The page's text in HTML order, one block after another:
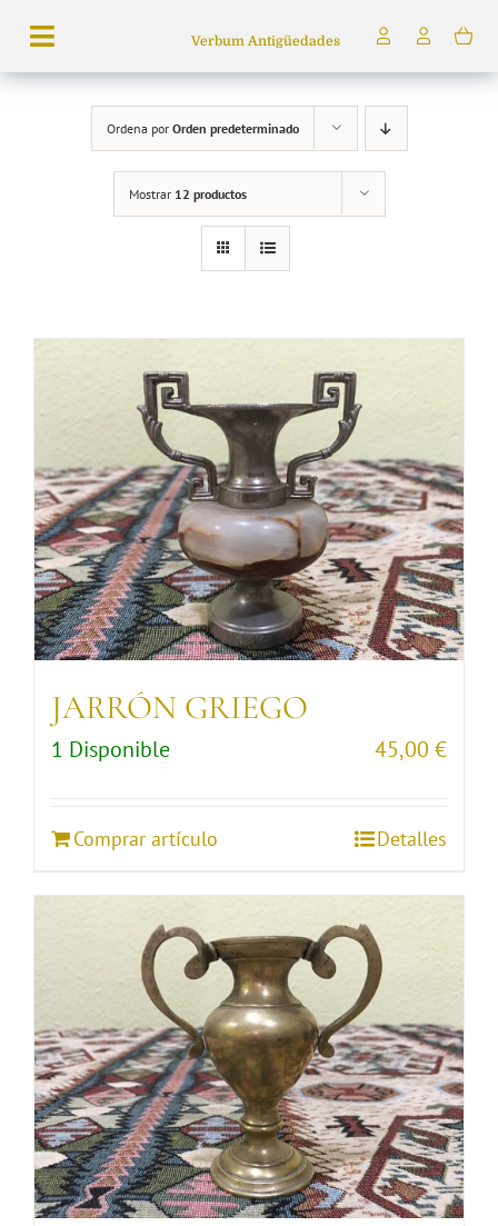
contenido
Toggle
Navigation
productos
Verbum Antigüedades
Ordena por Orden predeterminado
Mostrar 12 productos
JARRÓN GRIEGO
1 Disponible 45,00 €
Comprar artículo Detalles